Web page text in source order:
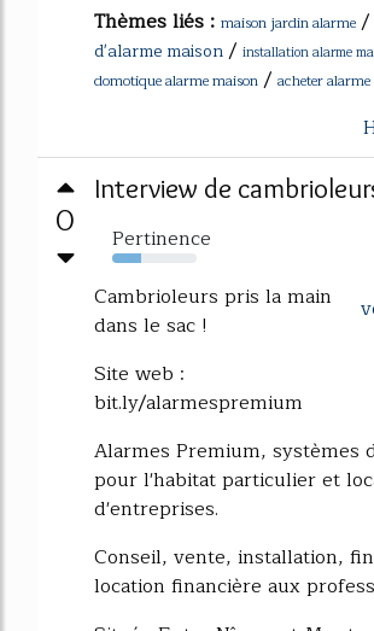
Thèmes liés : maison jardin alarme /
d'alarme maison/ installation alarme
domotique alarme maison / acheter
0
Interview de
Pertinence
34%
Cambrioleurs pris la main
dans le sac !
Site web :
bit.ly/alarmespremium
Alarmes Premium, systèmes
pour l'habitat particulier et
d'entreprises.
Conseil, vente, installation,
location financière aux